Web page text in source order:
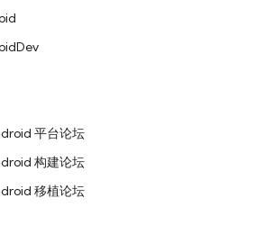
平台论坛
构建论坛
移植论坛